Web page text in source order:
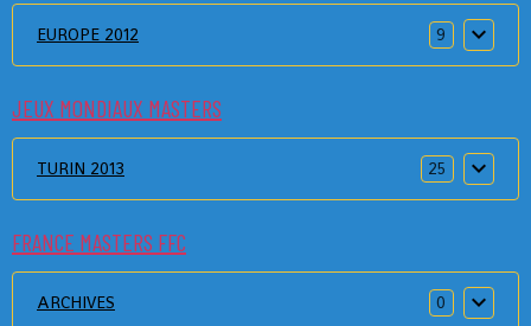
EUROPE 2012 9
JEUX MONDIAUX MASTERS
TURIN 2013 25
FRANCE MASTERS FFC
ARCHIVES 0